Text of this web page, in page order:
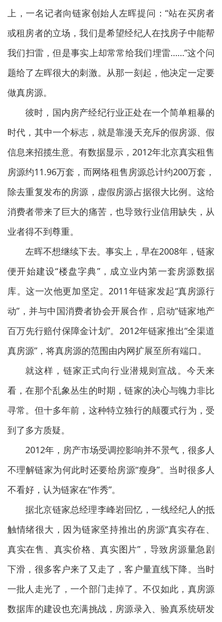
上，一名记者向链家创始人左晖提问：“站在买房者
或租房者的立场，我们是希望经纪人在找房子中能帮
我们扫雷，但是事实上却常常给我们埋雷……”这个问
题给了左晖很大的刺激。从那一刻起，他决定一定要
做真房源。
彼时，国内房产经纪行业正处在一个简单粗暴的
时代，其中一个标志，就是靠漫天充斥的假房源、假
信息来招揽生意。有数据显示，2012年北京真实租售
房源约11.96万套，而网络租售房源总计约200万套，
除去重复发布的房源，虚假房源占据很大比例。这给
消费者带来了巨大的痛苦，也导致行业信用缺失，从
业者得不到尊重。
左晖不想继续下去。事实上，早在2008年，链家
便开始建设“楼盘字典”，成立业内第一套房源数据
库。这一次他更加坚定。2011年链家发起“真房源行
动”，并与中国消费者协会开展合作，启动“链家地产
百万先行赔付保障金计划”。2012年链家推出“全渠道
真房源”，将真房源的范围由内网扩展至所有端口。
就这样，链家正式向行业潜规则宣战。今天来
看，在那个乱象丛生的时期，链家的决心与魄力非比
寻常。但十多年前，这种特立独行的颠覆式行为，受
到了多方质疑。
2012年，房产市场受调控影响并不景气，很多人
不理解链家为何此时还要给房源“瘦身”。当时很多人
不看好，认为链家在“作秀”。
据北京链家总经理李峰岩回忆，一线经纪人的抵
触情绪很大，因为链家坚持推出的房源“真实存在、
真实在售、真实价格、真实图片”，导致房源量急剧
下滑，很多客户来了又走了，客户量直线下降。当时
一批人走光了，一个部门走掉了。不仅如此，真房源
数据库的建设也充满挑战，房源录入、验真系统研发